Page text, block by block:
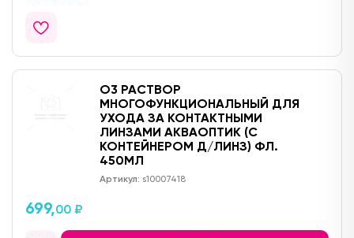
О3 РАСТВОР
МНОГОФУНКЦИОНАЛЬНЫЙ ДЛЯ
УХОДА ЗА КОНТАКТНЫМИ
ЛИНЗАМИ АКВАОПТИК (С
КОНТЕЙНЕРОМ Д/ЛИНЗ) ФЛ.
450МЛ
Артикул: s10007418
699,00 ₽